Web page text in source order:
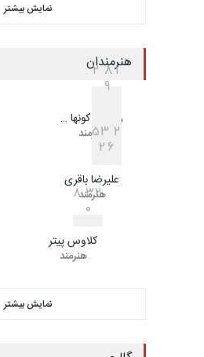
نمایش بیشتر
هنرمندان
281
9
رونالدو کونها …
هنرمند
53 2
26
علیرضا باقری
هنرمند832
0
کلاوس پیتر
هنرمند
نمایش بیشتر